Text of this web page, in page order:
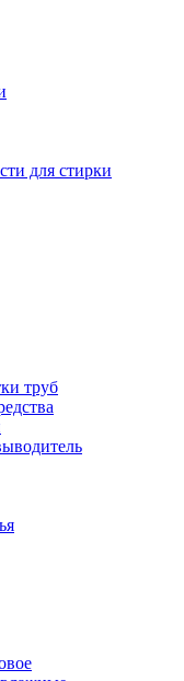
для стирки
труб